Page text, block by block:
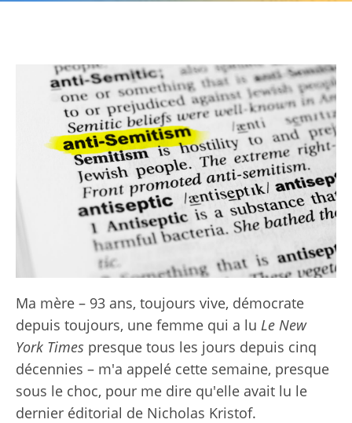
Ma mère – 93 ans, toujours vive, démocrate
depuis toujours, une femme qui a lu Le New
York Times presque tous les jours depuis cinq
décennies – m'a appelé cette semaine, presque
sous le choc, pour me dire qu'elle avait lu le
dernier éditorial de Nicholas Kristof.